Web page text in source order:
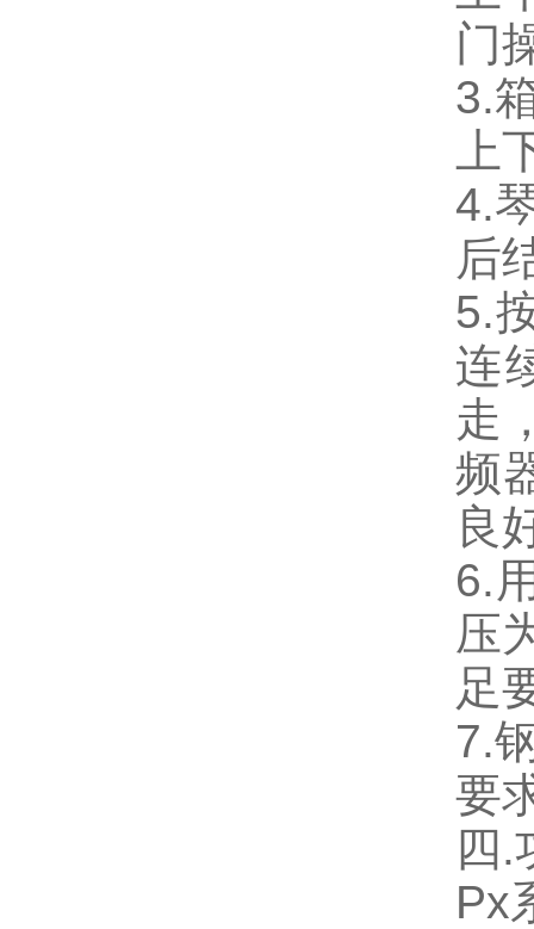
门
3.
4.
后
5.
连
走
频
良
6.
压
足
7.
要
四.
Px